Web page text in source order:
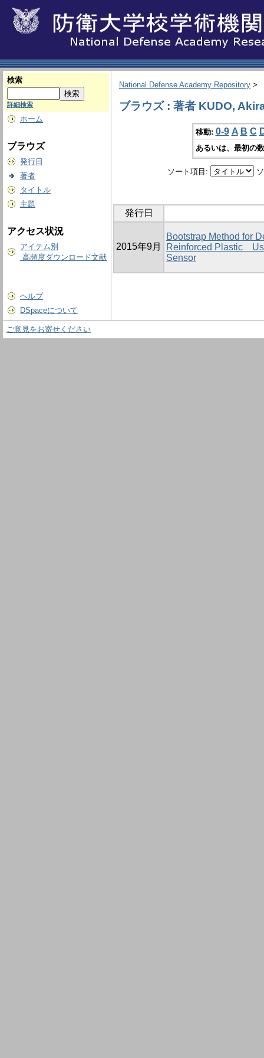
検索
詳細検索
ホーム
ブラウズ
発行日
著者
タイトル
主題
アクセス状況
アイテム別
高頻度ダウンロード文献
ヘルプ
DSpaceについて
National Defense Academy Repository >
ブラウズ : 著者 KUDO,
移動: 0-9 A B C
あるいは、最初の
ソート項目:
発行日
2015年9月
Bootstrap Method for
Reinforced Plastic
Sensor
ご意見をお寄せください